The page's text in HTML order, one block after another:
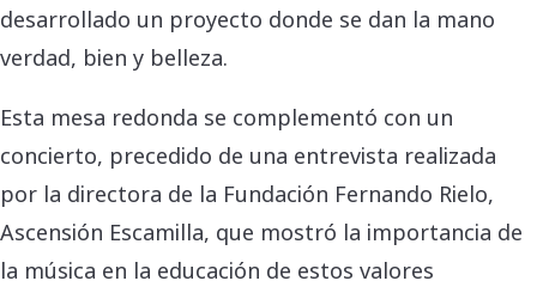
desarrollado un proyecto donde se dan la mano
verdad, bien y belleza.
Esta mesa redonda se complementó con un
concierto, precedido de una entrevista realizada
por la directora de la Fundación Fernando Rielo,
Ascensión Escamilla, que mostró la importancia de
la música en la educación de estos valores